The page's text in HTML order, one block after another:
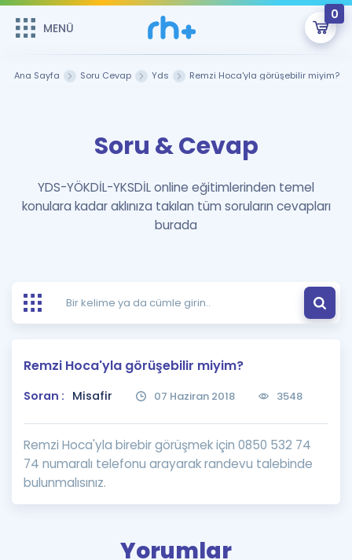
MENÜ
0
Şifremi Hatırlamıyorum
GİRİŞ YAP
Remzi Hoca ile seni sınava hazırlayacak onlarca eğitim seni
bekliyor!
MENÜ
Çalışma Paketleri
Kitaplar ve Kaynaklar
Ücretsiz Kaynaklar
Puan Hesaplama
Rehberlik Aracı
ÖSYM Sınav Takvimi
Kampanyalar
Blog
İngilizce Gramer
Blog
İngilizce Gramer
Hakkımızda
Ana Sayfa Soru Cevap Yds Remzi Hoca'yla görüşebilir miyim?
Soru & Cevap
YDS-YÖKDİL-YKSDİL online eğitimlerinden temel
konulara kadar aklınıza takılan tüm soruların cevapları
burada
Remzi Hoca'yla görüşebilir miyim?
Soran : Misafir 07 Haziran 2018 3548
Remzi Hoca'yla birebir görüşmek için 0850 532 74
74 numaralı telefonu arayarak randevu talebinde
bulunmalısınız.
Yorumlar